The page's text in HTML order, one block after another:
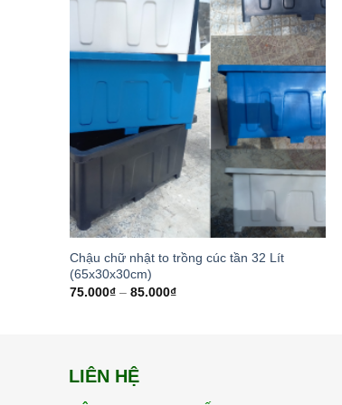
Chậu chữ nhật to trồng cúc tần 32 Lít
(65x30x30cm)
75.000₫– 85.000₫
LIÊN HỆ